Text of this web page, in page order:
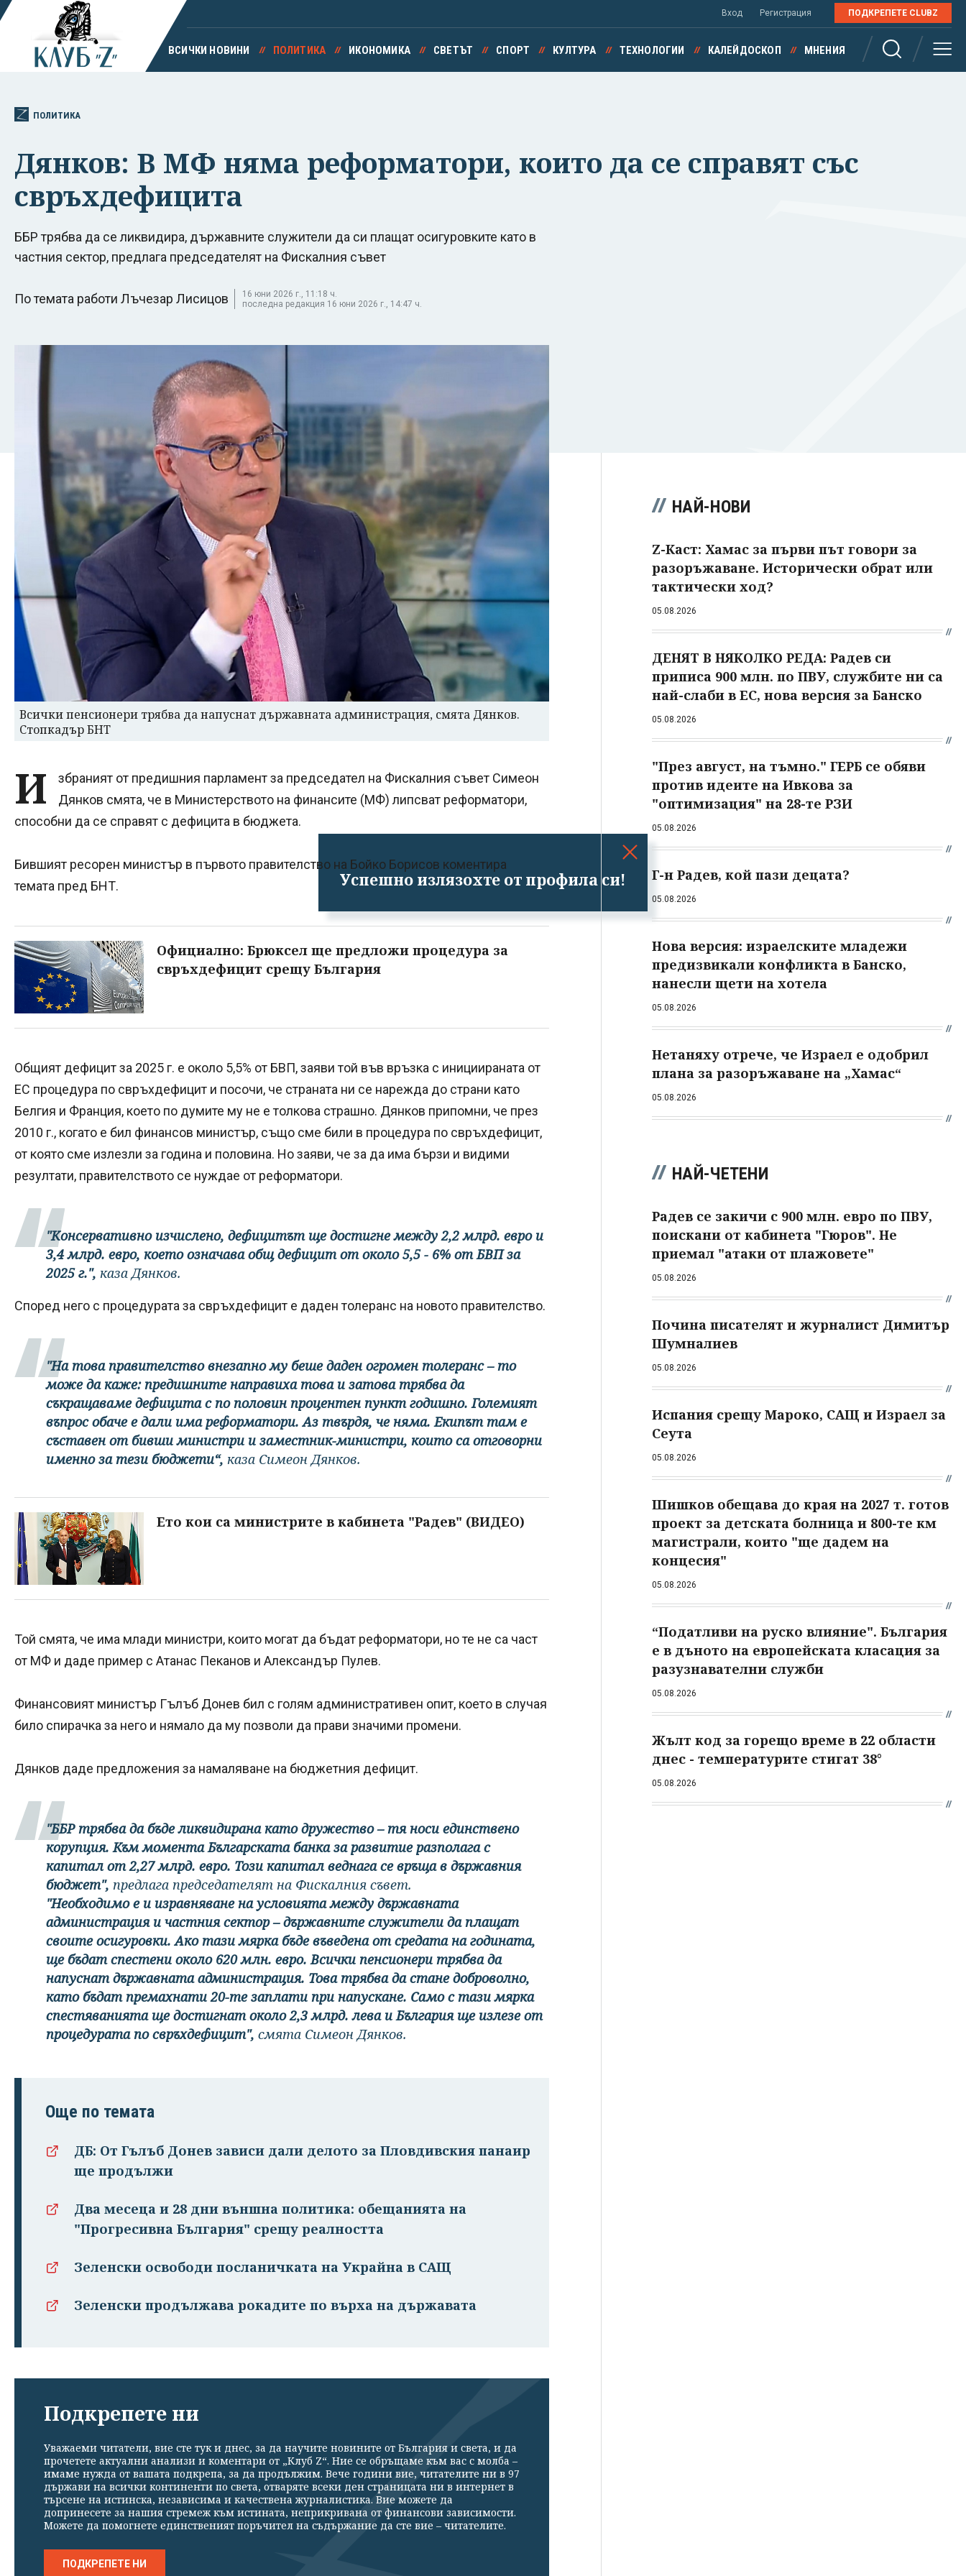
Успешно излязохте от профила си!
Вход Регистрация ПОДКРЕПЕТЕ CLUBZ
ВСИЧКИ НОВИНИ ПОЛИТИКА ИКОНОМИКА СВЕТЪТ СПОРТ КУЛТУРА ТЕХНОЛОГИИ КАЛЕЙДОСКОП МНЕНИЯ
ПОЛИТИКА
Дянков: В МФ няма реформатори, които да се справят със
свръхдефицита
ББР трябва да се ликвидира, държавните служители да си плащат осигуровките като в
частния сектор, предлага председателят на Фискалния съвет
По темата работи Лъчезар Лисицов
16 юни 2026 г., 11:18 ч.
последна редакция 16 юни 2026 г., 14:47 ч.
Всички пенсионери трябва да напуснат държавната администрация, смята Дянков.
Стопкадър БНТ
И
збраният от предишния парламент за председател на Фискалния съвет Симеон
Дянков смята, че в Министерството на финансите (МФ) липсват реформатори,
способни да се справят с дефицита в бюджета.
Бившият ресорен министър в първото правителство на Бойко Борисов коментира
темата пред БНТ.
Официално: Брюксел ще предложи процедура за
свръхдефицит срещу България
Общият дефицит за 2025 г. е около 5,5% от БВП, заяви той във връзка с инициираната от
ЕС процедура по свръхдефицит и посочи, че страната ни се нарежда до страни като
Белгия и Франция, което по думите му не е толкова страшно. Дянков припомни, че през
2010 г., когато е бил финансов министър, също сме били в процедура по свръхдефицит,
от която сме излезли за година и половина. Но заяви, че за да има бързи и видими
резултати, правителството се нуждае от реформатори.
"Консервативно изчислено, дефицитът ще достигне между 2,2 млрд. евро и
3,4 млрд. евро, което означава общ дефицит от около 5,5 - 6% от БВП за
2025 г.", каза Дянков.
Според него с процедурата за свръхдефицит е даден толеранс на новото правителство.
"На това правителство внезапно му беше даден огромен толеранс – то
може да каже: предишните направиха това и затова трябва да
съкращаваме дефицита с по половин процентен пункт годишно. Големият
въпрос обаче е дали има реформатори. Аз твърдя, че няма. Екипът там е
съставен от бивши министри и заместник-министри, които са отговорни
именно за тези бюджети“, каза Симеон Дянков.
Ето кои са министрите в кабинета "Радев" (ВИДЕО)
Той смята, че има млади министри, които могат да бъдат реформатори, но те не са част
от МФ и даде пример с Атанас Пеканов и Александър Пулев.
Финансовият министър Гълъб Донев бил с голям административен опит, което в случая
било спирачка за него и нямало да му позволи да прави значими промени.
Дянков даде предложения за намаляване на бюджетния дефицит.
"ББР трябва да бъде ликвидирана като дружество – тя носи единствено
корупция. Към момента Българската банка за развитие разполага с
капитал от 2,27 млрд. евро. Този капитал веднага се връща в държавния
бюджет", предлага председателят на Фискалния съвет.
"Необходимо е и изравняване на условията между държавната
администрация и частния сектор – държавните служители да плащат
своите осигуровки. Ако тази мярка бъде въведена от средата на годината,
ще бъдат спестени около 620 млн. евро. Всички пенсионери трябва да
напуснат държавната администрация. Това трябва да стане доброволно,
като бъдат премахнати 20-те заплати при напускане. Само с тази мярка
спестяванията ще достигнат около 2,3 млрд. лева и България ще излезе от
процедурата по свръхдефицит", смята Симеон Дянков.
Още по темата
ДБ: От Гълъб Донев зависи дали делото за Пловдивския панаир
ще продължи
Два месеца и 28 дни външна политика: обещанията на
"Прогресивна България" срещу реалността
Зеленски освободи посланичката на Украйна в САЩ
Зеленски продължава рокадите по върха на държавата
Подкрепете ни
Уважаеми читатели, вие сте тук и днес, за да научите новините от България и света, и да
прочетете актуални анализи и коментари от „Клуб Z“. Ние се обръщаме към вас с молба –
имаме нужда от вашата подкрепа, за да продължим. Вече години вие, читателите ни в 97
държави на всички континенти по света, отваряте всеки ден страницата ни в интернет в
търсене на истинска, независима и качествена журналистика. Вие можете да
допринесете за нашия стремеж към истината, неприкривана от финансови зависимости.
Можете да помогнете единственият поръчител на съдържание да сте вие – читателите.
ПОДКРЕПЕТЕ НИ
НАЙ-НОВИ
Z-Каст: Хамас за първи път говори за
разоръжаване. Исторически обрат или
тактически ход?
05.08.2026
ДЕНЯТ В НЯКОЛКО РЕДА: Радев си
приписа 900 млн. по ПВУ, службите ни са
най-слаби в ЕС, нова версия за Банско
05.08.2026
"През август, на тъмно." ГЕРБ се обяви
против идеите на Ивкова за
"оптимизация" на 28-те РЗИ
05.08.2026
Г-н Радев, кой пази децата?
05.08.2026
Нова версия: израелските младежи
предизвикали конфликта в Банско,
нанесли щети на хотела
05.08.2026
Нетаняху отрече, че Израел е одобрил
плана за разоръжаване на „Хамас“
05.08.2026
НАЙ-ЧЕТЕНИ
Радев се закичи с 900 млн. евро по ПВУ,
поискани от кабинета "Гюров". Не
приемал "атаки от плажовете"
05.08.2026
Почина писателят и журналист Димитър
Шумналиев
05.08.2026
Испания срещу Мароко, САЩ и Израел за
Сеута
05.08.2026
Шишков обещава до края на 2027 т. готов
проект за детската болница и 800-те км
магистрали, които "ще дадем на
концесия"
05.08.2026
“Податливи на руско влияние". България
е в дъното на европейската класация за
разузнавателни служби
05.08.2026
Жълт код за горещо време в 22 области
днес - температурите стигат 38°
05.08.2026